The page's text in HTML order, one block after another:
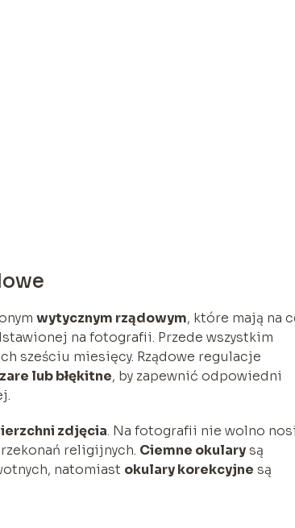
wytycznym rządowym, które mają na
na fotografii. Przede wszystkim
sześciu miesięcy. Rządowe regulacje
lub błękitne, by zapewnić odpowiedni
zdjęcia. Na fotografii nie wolno
religijnych. Ciemne okularysą
natomiast okulary korekcyjne są